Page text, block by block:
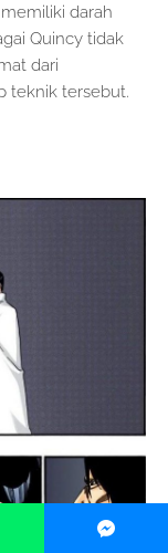
darah
Quincy tidak
dari
teknik tersebut.